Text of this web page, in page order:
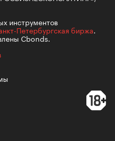
инструментов
Петербургская биржа.
Cbonds.